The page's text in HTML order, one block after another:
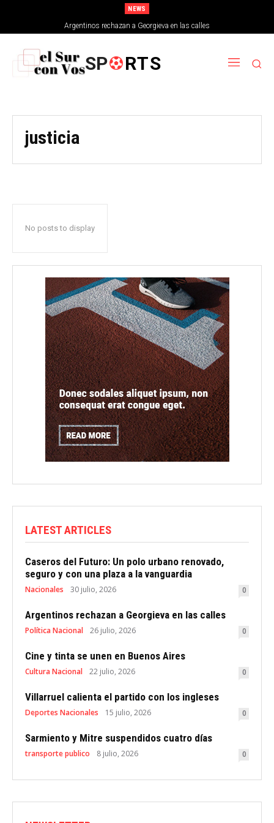
NEWS
Argentinos rechazan a Georgieva en las calles
SP RTS
justicia
No posts to display
LATEST ARTICLES
Caseros del Futuro: Un polo urbano renovado,
seguro y con una plaza a la vanguardia
Nacionales 30 julio, 2026 0
Argentinos rechazan a Georgieva en las calles
Política Nacional 26 julio, 2026 0
Cine y tinta se unen en Buenos Aires
Cultura Nacional 22 julio, 2026 0
Villarruel calienta el partido con los ingleses
Deportes Nacionales 15 julio, 2026 0
Sarmiento y Mitre suspendidos cuatro días
transporte publico 8 julio, 2026 0